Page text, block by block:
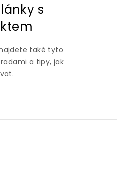
s
také tyto
a tipy, jak